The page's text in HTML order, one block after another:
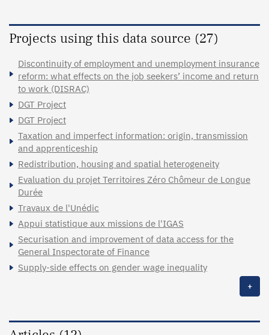
Projects using this data source (27)
Discontinuity of employment and unemployment insurance
reform: what effects on the job seekers’ income and return
to work (DISRAC)
DGT Project
DGT Project
Taxation and imperfect information: origin, transmission
and apprenticeship
Redistribution, housing and spatial heterogeneity
Evaluation du projet Territoires Zéro Chômeur de Longue
Durée
Travaux de l'Unédic
Appui statistique aux missions de l'IGAS
Securisation and improvement of data access for the
General Inspectorate of Finance
Supply-side effects on gender wage inequality
+